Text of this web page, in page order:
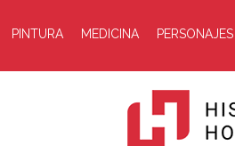
PINTURA MEDICINA PERSONAJES